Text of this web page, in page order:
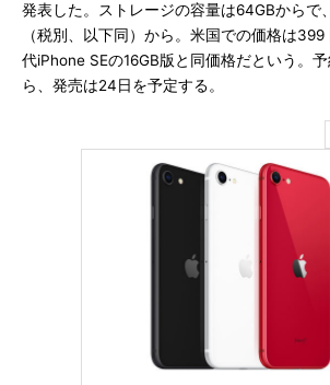
発表した。ストレージの容量は64GBからで
（税別、以下同）から。米国での価格は
代iPhone SEの16GB版と同価格だという。
ら、発売は24日を予定する。